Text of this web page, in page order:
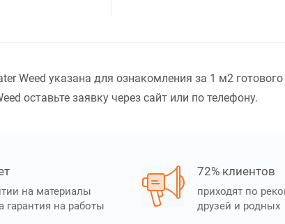
Weed указана для ознакомления за 1 м2
оставьте заявку через сайт или по телефону.
на материалы
гарантия на работы
72% клиентов
приходят по
друзей и родных